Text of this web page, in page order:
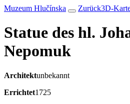
Muzeum Hlučínska Zurück3D-
Statue des hl.
Nepomuk
Architektunbekannt
Errichtet1725